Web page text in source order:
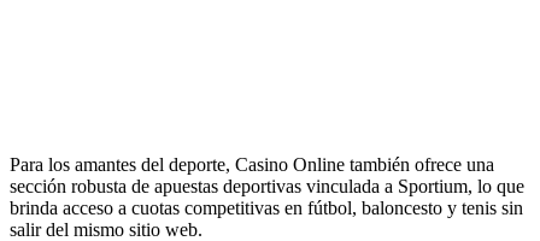
Para los amantes del deporte, Casino Online también ofrece una
sección robusta de apuestas deportivas vinculada a Sportium, lo que
brinda acceso a cuotas competitivas en fútbol, baloncesto y tenis sin
salir del mismo sitio web.